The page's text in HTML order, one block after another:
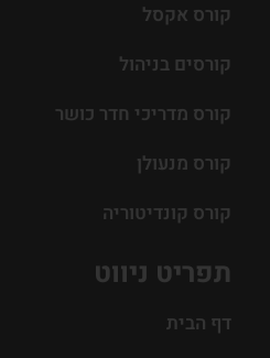
תפריט ניווט
דף הבית
קורס אקסל
קורסים בניהול
קורס מדריכי חדר כושר
קורס מנעולן
קורס קונדיטוריה